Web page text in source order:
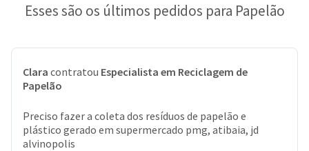
Esses são os últimos pedidos para Papelão
Clara contratou Especialista em Reciclagem de
Papelão
Preciso fazer a coleta dos resíduos de papelão e
plástico gerado em supermercado pmg, atibaia, jd
alvinopolis